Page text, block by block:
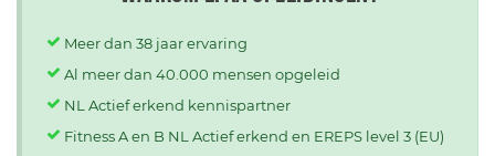
Meer dan 38 jaar ervaring
Al meer dan 40.000 mensen opgeleid
NL Actief erkend kennispartner
Fitness A en B NL Actief erkend en EREPS level 3 (EU)